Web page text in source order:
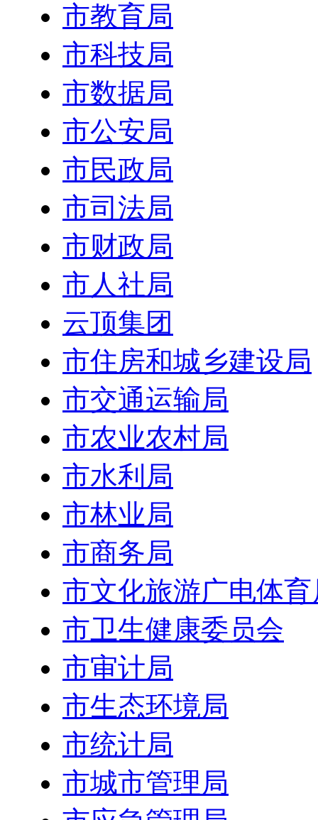
市教育局
市科技局
市数据局
市公安局
市民政局
市司法局
市财政局
市人社局
云顶集团
市住房和城乡建设局
市交通运输局
市农业农村局
市水利局
市林业局
市商务局
市文化旅游广电体育
市卫生健康委员会
市审计局
市生态环境局
市统计局
市城市管理局